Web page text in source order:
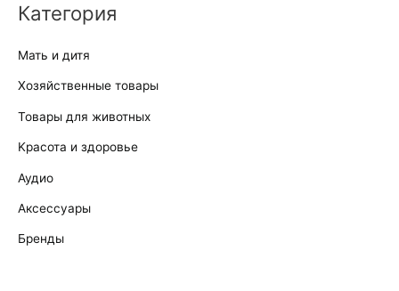
Категория
Мать и дитя
Хозяйственные товары
Товары для животных
Kрасота и здоровье
Аудио
Аксессуары
Бренды